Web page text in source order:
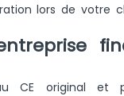
lors de votre
CE original et